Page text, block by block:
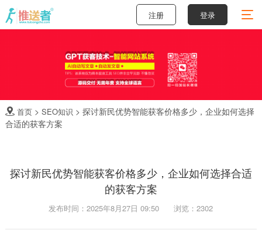
登录
注册
 首页> SEO知识 > 探讨新民优势智能获客价格多少，企业如何选择
合适的获客方案
探讨新民优势智能获客价格多少，企业如何选择合适
的获客方案
发布时间：2025年8月27日 09:50 浏览：2302